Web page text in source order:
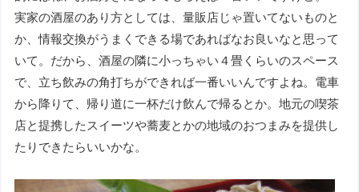
実家の酒屋のあり方としては、量販店じゃ置いてないものと
か、情報交換がうまくできる場であればなお良いなと思って
いて。だから、酒屋の隣に小っちゃい４畳くらいのスペース
で、立ち飲みの角打ちができれば一番いいんですよね。電車
から降りて、帰り道に一杯だけ飲んで帰るとか。地元の喫茶
店と提携したスイーツや蕎麦とかの地域のおつまみを提供し
たりできたらいいかな。